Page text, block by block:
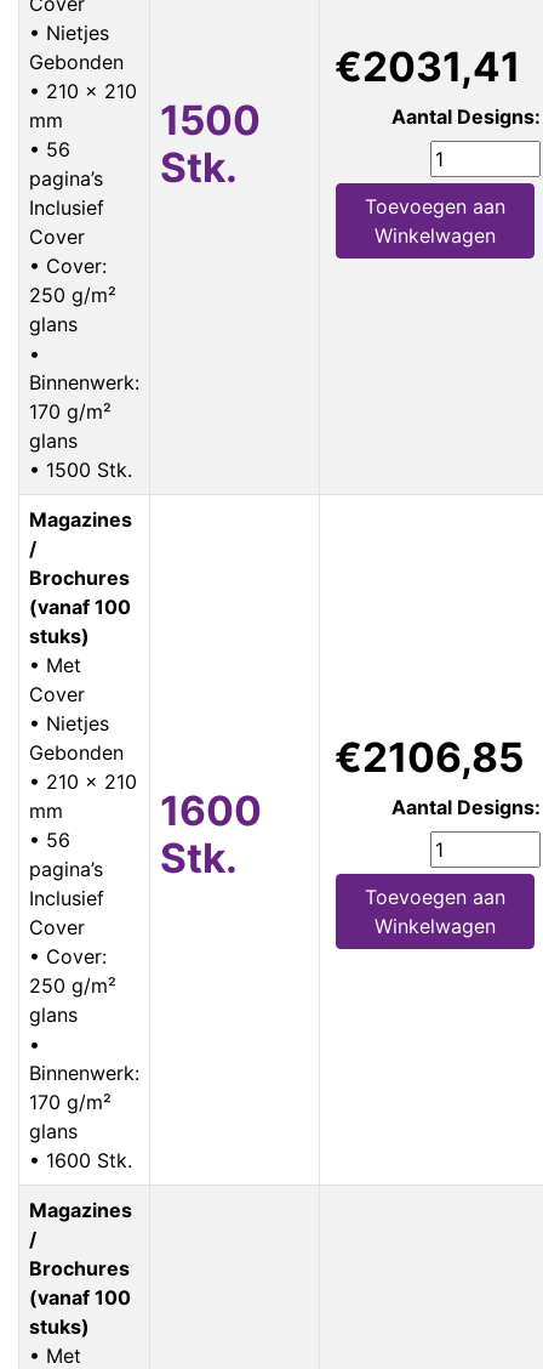
• Nietjes
Gebonden
• 210 x 210
mm
• 56
pagina’s
Inclusief
Cover
• Cover:
250 g/m²
glans
•
Binnenwerk:
170 g/m²
glans
• 1500 Stk.
1500
Stk.
€2031,41
Aantal Designs:
Toevoegen aan
Winkelwagen
Magazines
/
Brochures
(vanaf 100
stuks)
• Met
Cover
• Nietjes
Gebonden
• 210 x 210
mm
• 56
pagina’s
Inclusief
Cover
• Cover:
250 g/m²
glans
•
Binnenwerk:
170 g/m²
glans
• 1600 Stk.
1600
Stk.
€2106,85
Aantal Designs:
Toevoegen aan
Winkelwagen
Magazines
/
Brochures
(vanaf 100
stuks)
• Met